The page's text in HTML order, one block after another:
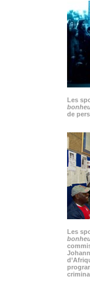
Les
de
Les